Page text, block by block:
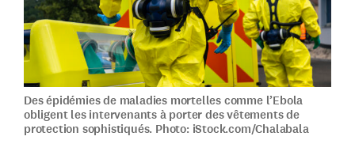
Des épidémies de maladies mortelles comme l’Ebola
obligent les intervenants à porter des vêtements de
protection sophistiqués. Photo: iStock.com/Chalabala